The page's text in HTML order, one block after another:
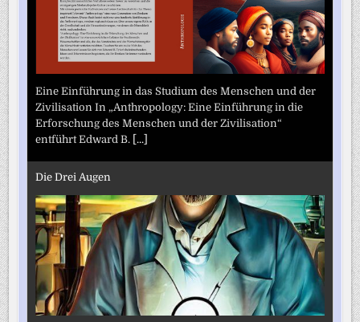
Eine Einführung in das Studium des Menschen und der
Zivilisation In „Anthropology: Eine Einführung in die
Erforschung des Menschen und der Zivilisation“
entführt Edward B. [...]
Die Drei Augen